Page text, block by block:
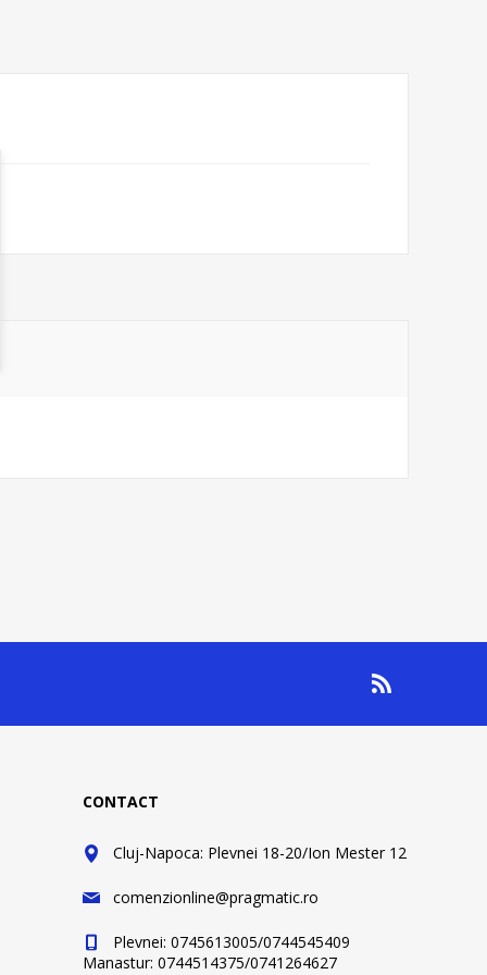
CONTACT
Cluj-Napoca: Plevnei 18-20/Ion Mester 12
comenzionline@pragmatic.ro
Plevnei: 0745613005/0744545409
Manastur: 0744514375/0741264627